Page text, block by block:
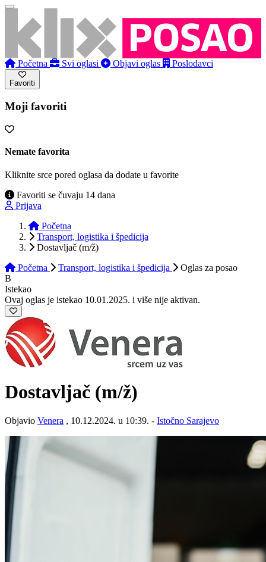
Početna Svi oglasi Objavi oglas Poslodavci
Favoriti
Moji favoriti
Nemate favorita
Kliknite srce pored oglasa da dodate u favorite
Favoriti se čuvaju 14 dana
Prijava
Početna
Transport, logistika i špedicija
Dostavljač (m/ž)
Početna
Transport, logistika i špedicija Oglas za posao
B
Istekao
Ovaj oglas je istekao 10.01.2025. i više nije aktivan.
Dostavljač (m/ž)
Objavio Venera , 10.12.2024. u 10:39. - Istočno Sarajevo